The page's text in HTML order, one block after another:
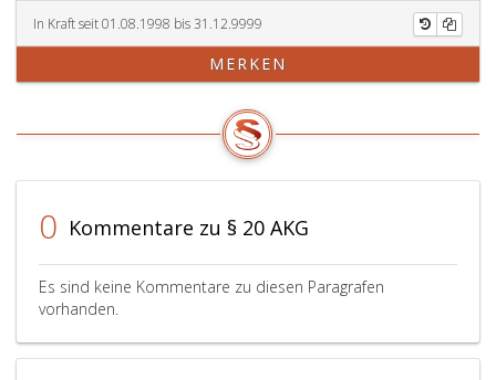
In Kraft seit 01.08.1998 bis 31.12.9999
MERKEN
0 Kommentare zu § 20 AKG
Es sind keine Kommentare zu diesen Paragrafen
vorhanden.